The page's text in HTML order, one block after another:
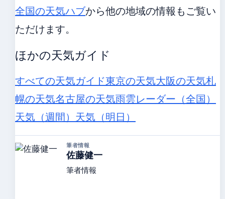
全国の天気ハブから他の地域の情報もご覧い
ただけます。
ほかの天気ガイド
すべての天気ガイド東京の天気大阪の天気札
幌の天気名古屋の天気雨雲レーダー（全国）
天気（週間） 天気（明日）
筆者情報
佐藤健一
筆者情報